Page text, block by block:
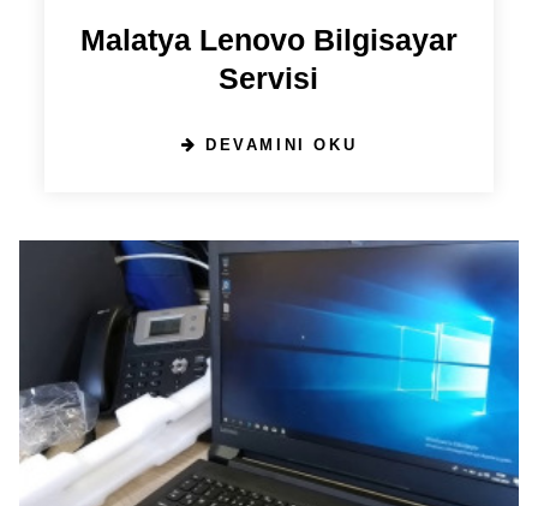
Malatya Lenovo Bilgisayar
Servisi
DEVAMINI OKU